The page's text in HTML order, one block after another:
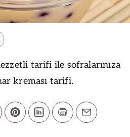
tarifi ile sofralarınıza
kreması tarifi.